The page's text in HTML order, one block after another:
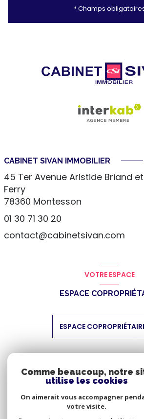
* Champs
CABINET SIVAN IMMOBILIER
45 Ter Avenue Aristide Briand
Ferry
78360 Montesson
01 30 71 30 20
contact@cabinetsivan.com
VOTRE ESPACE
ESPACE
ESPACE
ADHÉRENTS
NOUS ADHÉRONS
Comme beaucoup, notre
utilise les cookies
On aimerait vous accompagner
votre visite.